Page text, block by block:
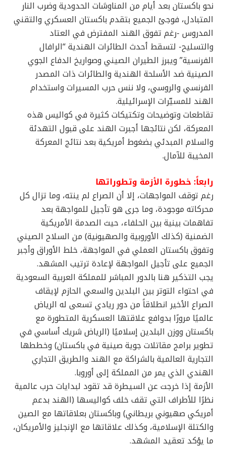
نحو باكستان بعد أيام من المناوشات الحدودية وضرب النار
المتبادل، فوجئ الجميع بتقدم باكستان العسكري والتقني
المدروس -رغم تفوق الهند المفترض في العتاد
والتسليح- لتسقط أحدث الطائرات الهندية “الرافال
الفرنسية” ويبرز الطيران الصيني وصواريخ الدفاع الجوي
الصينية ضد الأسلحة الهندية والطائرات ذات المصدر
الفرنسي والروسي، ولا ننس حرب المسيرات واستخدام
الهند للمسيّرات الإسرائيلية.
تقاطعات وتوضيحات وتكتيكات كثيرة في كواليس هذه
المعركة، لكن نتائجها أجبرت الهند على قبول التهدئة
والسلام المبدئي بضغوط أمريكية بعد نتائج المعركة
المخيبة للآمال.
رابعاً: خطورة الأزمة وتطوراتها
رغم توقف المواجهات، إلا أن الصراع لم ينته، وما تزال كل
محركاته موجودة، وما جرى هو تأجيل للمواجهة بعد
تفاهمات بينية بين الحلفاء، حيث الصدمة الأمريكية
الضمنية (كذلك الأوروبية والصهيونية) من السلاح الصيني
وتفوق باكستان العملي في المواجهة، خلط الأوراق وأجبر
الجميع على تأجيل المواجهة لإعادة ترتيب المشهد.
يجب التذكير هنا بالدور المباشر للمملكة العربية السعودية
في احتواء التوتر بين البلدين والسعي الحازم لإيقاف
الصراع الأخير انطلاقاً من دور ريادي تسعى له الرياض
عالميًا مرورًا بدوافع علاقتها العسكرية المتطورة مع
باكستان ووزن البلدين إسلاميًا (الرياض شريك أساسي في
تطوير برامج مقاتلات جوية صينية في باكستان) وخططها
التجارية العالمية بالشراكة مع الهند والطريق التجاري
الهندي الذي يمر من المملكة إلى أوروبا.
الأزمة إذا خرجت عن السيطرة قد تقود لبدايات حرب عالمية
نظرًا للأطراف التي تقف خلف كواليسها (الهند بدعم
أمريكي صهيوني بريطاني) وباكستان بعلاقاتها مع الصين
والكتلة الإسلامية، وكذلك علاقاتها مع الإنجليز والأمريكان،
ما يؤكد تعقيد المشهد.